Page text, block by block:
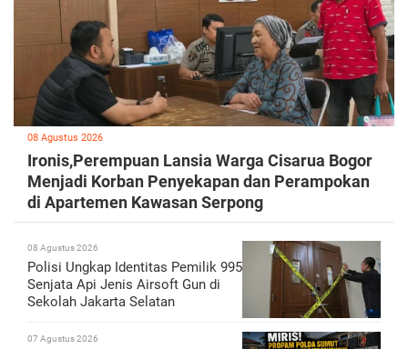
08 Agustus 2026
Ironis,Perempuan Lansia Warga Cisarua Bogor
Menjadi Korban Penyekapan dan Perampokan
di Apartemen Kawasan Serpong
08 Agustus 2026
Polisi Ungkap Identitas Pemilik 995
Senjata Api Jenis Airsoft Gun di
Sekolah Jakarta Selatan
07 Agustus 2026